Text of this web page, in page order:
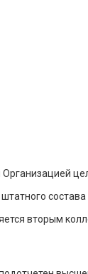
состава
вторым